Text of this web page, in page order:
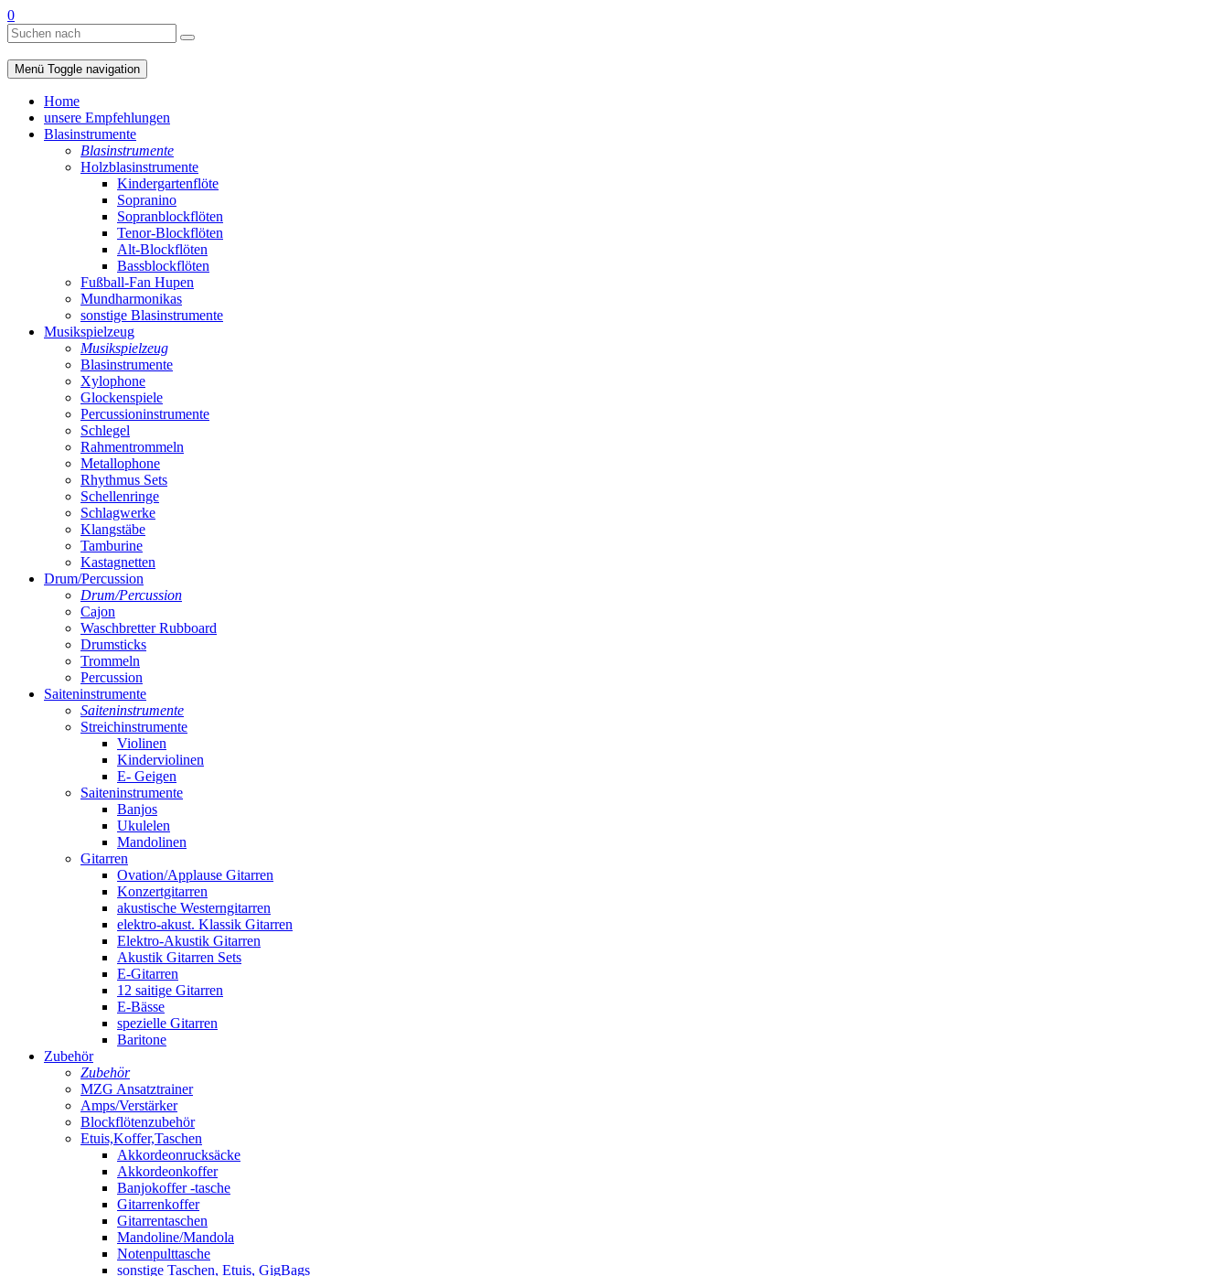
0
Menü Toggle navigation
Home
unsere Empfehlungen
Blasinstrumente
Blasinstrumente
Holzblasinstrumente
Kindergartenflöte
Sopranino
Sopranblockflöten
Tenor-Blockflöten
Alt-Blockflöten
Bassblockflöten
Fußball-Fan Hupen
Mundharmonikas
sonstige Blasinstrumente
Musikspielzeug
Musikspielzeug
Blasinstrumente
Xylophone
Glockenspiele
Percussioninstrumente
Schlegel
Rahmentrommeln
Metallophone
Rhythmus Sets
Schellenringe
Schlagwerke
Klangstäbe
Tamburine
Kastagnetten
Drum/Percussion
Drum/Percussion
Cajon
Waschbretter Rubboard
Drumsticks
Trommeln
Percussion
Saiteninstrumente
Saiteninstrumente
Streichinstrumente
Violinen
Kinderviolinen
E- Geigen
Saiteninstrumente
Banjos
Ukulelen
Mandolinen
Gitarren
Ovation/Applause Gitarren
Konzertgitarren
akustische Westerngitarren
elektro-akust. Klassik Gitarren
Elektro-Akustik Gitarren
Akustik Gitarren Sets
E-Gitarren
12 saitige Gitarren
E-Bässe
spezielle Gitarren
Baritone
Zubehör
Zubehör
MZG Ansatztrainer
Amps/Verstärker
Blockflötenzubehör
Etuis,Koffer,Taschen
Akkordeonrucksäcke
Akkordeonkoffer
Banjokoffer -tasche
Gitarrenkoffer
Gitarrentaschen
Mandoline/Mandola
Notenpulttasche
sonstige Taschen, Etuis, GigBags